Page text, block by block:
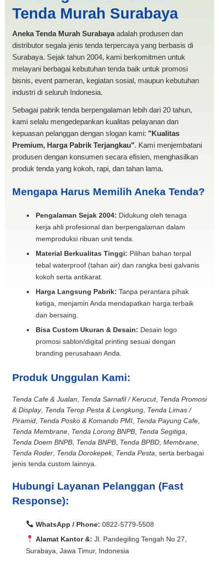
MURAH
Tenda Murah Surabaya
Aneka Tenda Murah Surabayaadalah produsen dan
distributor segala jenis tenda terpercaya yang berbasis di
Surabaya. Sejak tahun 2004, kami berkomitmen untuk
melayani berbagai kebutuhan tenda baik untuk promosi
bisnis, event pameran, kegiatan sosial, maupun kebutuhan
industri di seluruh Indonesia.
Sebagai pabrik tenda berpengalaman lebih dari 20 tahun,
kami selalu mengedepankan kualitas pelayanan dan
kepuasan pelanggan dengan slogan kami: "Kualitas
Premium, Harga Pabrik Terjangkau". Kami menjembatani
produsen dengan konsumen secara efisien, menghasilkan
produk tenda yang kokoh, rapi, dan tahan lama.
Mengapa Harus Memilih Aneka Tenda?
Pengalaman Sejak 2004: Didukung oleh tenaga
kerja ahli profesional dan berpengalaman dalam
memproduksi ribuan unit tenda.
Material Berkualitas Tinggi: Pilihan bahan terpal
tebal waterproof (tahan air) dan rangka besi galvanis
kokoh serta antikarat.
Harga Langsung Pabrik: Tanpa perantara pihak
ketiga, menjamin Anda mendapatkan harga terbaik
dan bersaing.
Bisa Custom Ukuran & Desain: Desain logo
promosi sablon/digital printing sesuai dengan
branding perusahaan Anda.
Produk Unggulan Kami:
Tenda Cafe & Jualan Tenda Sarnafil / Kerucut, Tenda Promosi
& Display, Tenda Terop Pesta & Lengkung Tenda Limas /
Piramid Tenda Posko & Komando PMI Tenda Payung Cafe
Tenda Membrane Tenda Lorong BNPB Tenda Segitiga
Tenda Doem BNPB Tenda BNPB Tenda BPBD Membrane
Tenda Roder Tenda Dorokepek, Tenda Pesta , serta berbagai
jenis tenda custom lainnya.
Hubungi Layanan Pelanggan (Fast
Response):
WhatsApp / Phone: 0822-5779-5508
Alamat Kantor &: Jl. Pandegiling Tengah No 27,
Surabaya, Jawa Timur, Indonesia